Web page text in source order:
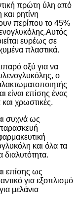
πρώτη ύλη από
ρητίνη
περίπου το 45%
ευρέως σε
πλαστικά.
οξύ για να
ο
είναι επίσης ένας
και χρωστικές.
συχνά ως
και όλα τα
διαλυτότητα.
επίσης ως
για εξοπλισμό
μελάνια